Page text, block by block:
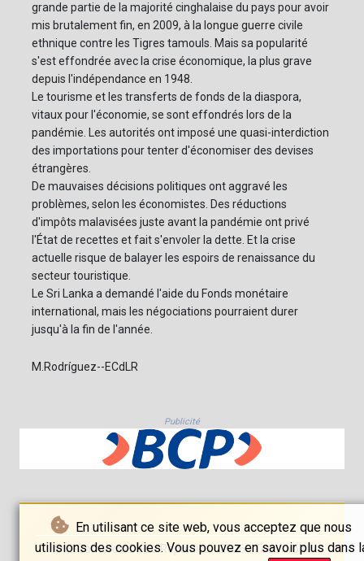
En utilisant ce site web, vous acceptez que nous
utilisions des cookies. Vous pouvez en savoir plus dans
grande partie de la majorité cinghalaise du pays pour avoir
mis brutalement fin, en 2009, à la longue guerre civile
ethnique contre les Tigres tamouls. Mais sa popularité
s'est effondrée avec la crise économique, la plus grave
depuis l'indépendance en 1948.
Le tourisme et les transferts de fonds de la diaspora,
vitaux pour l'économie, se sont effondrés lors de la
pandémie. Les autorités ont imposé une quasi-interdiction
des importations pour tenter d'économiser des devises
étrangères.
De mauvaises décisions politiques ont aggravé les
problèmes, selon les économistes. Des réductions
d'impôts malavisées juste avant la pandémie ont privé
l'État de recettes et fait s'envoler la dette. Et la crise
actuelle risque de balayer les espoirs de renaissance du
secteur touristique.
Le Sri Lanka a demandé l'aide du Fonds monétaire
international, mais les négociations pourraient durer
jusqu'à la fin de l'année.
M.Rodríguez--ECdLR
Publicité
© El Comercio De La República - 2026 - Tous droits